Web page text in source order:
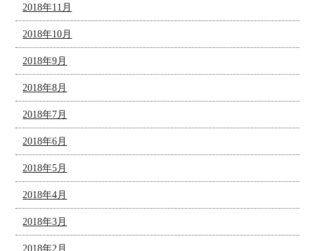
2018年11月
2018年10月
2018年9月
2018年8月
2018年7月
2018年6月
2018年5月
2018年4月
2018年3月
2018年2月